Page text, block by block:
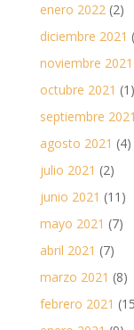
enero 2022(2)
diciembre 2021
noviembre 2021
octubre 2021 (1)
septiembre 2021
agosto 2021 (4)
julio 2021 (2)
junio 2021 (11)
mayo 2021 (7)
abril 2021 (7)
marzo 2021 (8)
febrero 2021